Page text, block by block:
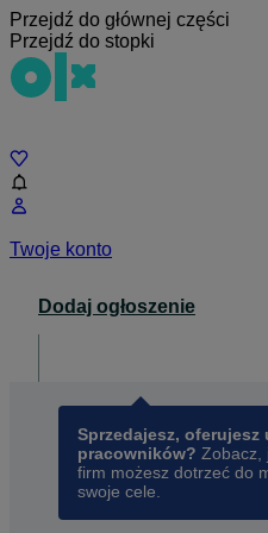
Przejdź do głównej części
Przejdź do stopki
Twoje konto
Dodaj ogłoszenie
Sprzedajesz, oferujesz
pracowników? Zobacz,
firm możesz dotrzeć do
swoje cele.